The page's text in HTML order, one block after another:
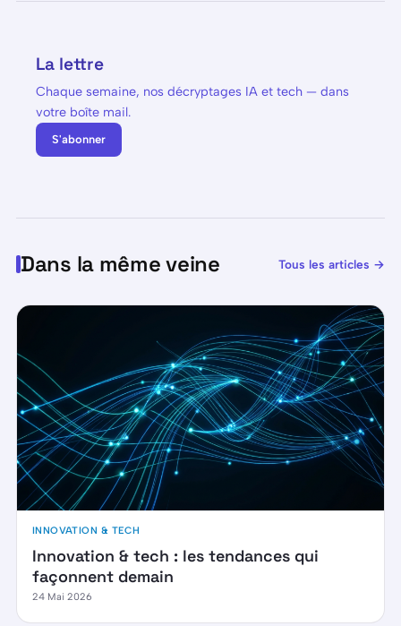
La lettre
Chaque semaine, nos décryptages IA et tech — dans
votre boîte mail.
S'abonner
Dans la même veine Tous les articles →
INNOVATION & TECH
Innovation & tech : les tendances qui
façonnent demain
24 Mai 2026